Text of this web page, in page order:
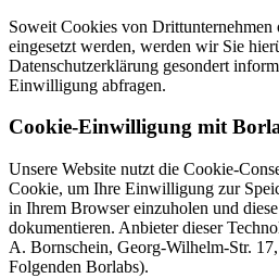
Soweit Cookies von Drittunternehmen
eingesetzt werden, werden wir Sie
Datenschutzerklärung gesondert
Einwilligung abfragen.
Cookie-Einwilligung mit
Unsere Website nutzt die Cookie-
Cookie, um Ihre Einwilligung zur
in Ihrem Browser einzuholen und
dokumentieren. Anbieter dieser
A. Bornschein, Georg-Wilhelm-Str.
Folgenden Borlabs).